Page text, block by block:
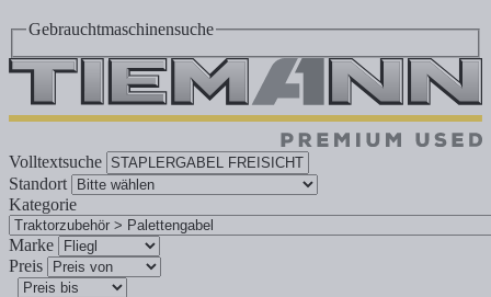
Gebrauchtmaschinensuche
Volltextsuche
Standort
Kategorie
Marke
Preis